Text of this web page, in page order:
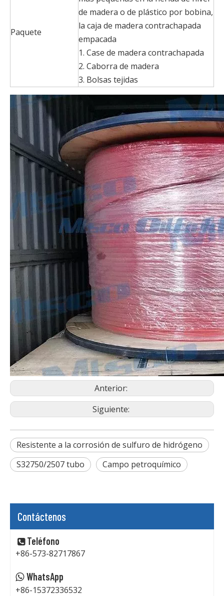
Paquete
de madera o de plástico por bobina,
la caja de madera contrachapada
empacada
1. Case de madera contrachapada
2. Caborra de madera
3. Bolsas tejidas
Anterior:
Siguiente:
Resistente a la corrosión de sulfuro de hidrógeno
S32750/2507 tubo
Campo petroquímico
Contáctenos
 Teléfono
+86-573-82717867
 WhatsApp
+86-15372336532